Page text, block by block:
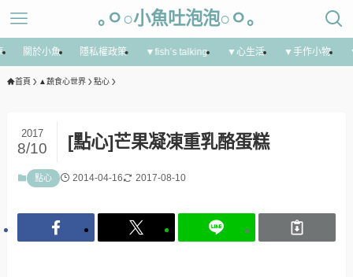
｡ㅇ○小魚吐泡泡○ㅇ｡
關於小魚 隱私權政策 ▼fish’s talking ▼心生活 ▼手作小物
首頁 ▲蔬食心世界 點心
[點心]芒果凝凍重乳酪蛋糕
2017
8/10
點心 2014-04-16 2017-08-10